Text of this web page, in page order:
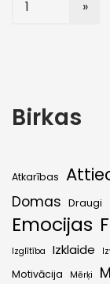
Birkas
Atkarības
Domas Draugi
Emocijas
Izglītība
Izklaide
Motivācija
Mērķi